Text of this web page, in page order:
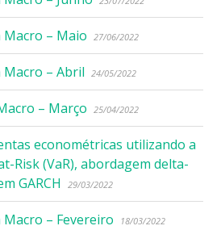
– Maio 27/06/2022
– Abril 24/05/2022
– Março 25/04/2022
econométricas utilizando a
Risk (VaR), abordagem delta-
GARCH
29/03/2022
– Fevereiro 18/03/2022